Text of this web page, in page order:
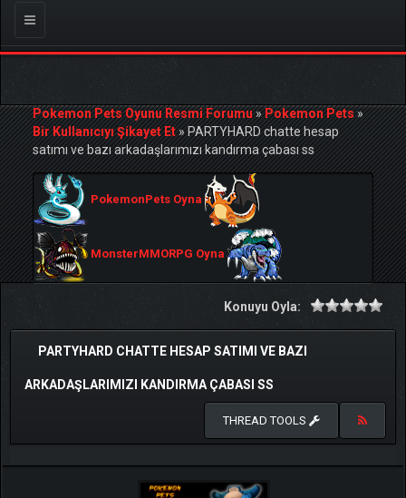
Gezinmeyi
Değiştir
Pokemon Pets Oyunu Resmi Forumu»Pokemon Pets»
Bir Kullanıcıyı Şikayet Et»PARTYHARD chatte hesap
satımı ve bazı arkadaşlarımızı kandırma çabası ss
PokemonPets Oyna
MonsterMMORPG Oyna
Konuyu Oyla:
PARTYHARD CHATTE HESAP SATIMI VE BAZI
ARKADAŞLARIMIZI KANDIRMA ÇABASI SS
THREAD TOOLS